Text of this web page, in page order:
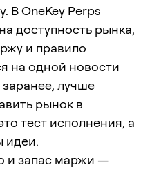
В OneKey Perps
доступность рынка,
и правило
на одной новости
лучше
рынок в
тест исполнения, а
идеи.
и запас маржи —